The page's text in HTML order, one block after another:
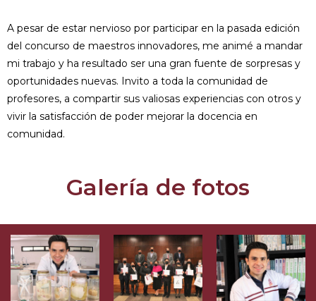
A pesar de estar nervioso por participar en la pasada edición
del concurso de maestros innovadores, me animé a mandar
mi trabajo y ha resultado ser una gran fuente de sorpresas y
oportunidades nuevas. Invito a toda la comunidad de
profesores, a compartir sus valiosas experiencias con otros y
vivir la satisfacción de poder mejorar la docencia en
comunidad.
Galería de fotos